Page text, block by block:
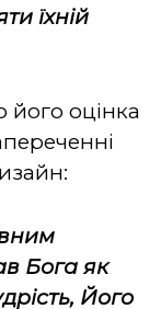
їхній
його оцінка
Бога як
Його